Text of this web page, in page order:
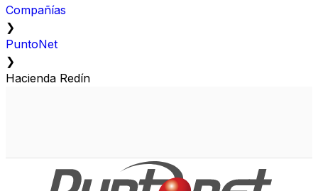
Compañías
❯
PuntoNet
❯
Hacienda Redín